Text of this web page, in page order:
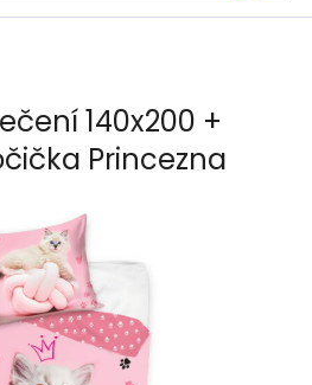
140x200 +
Princezna